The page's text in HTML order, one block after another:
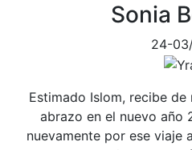
Sonia
24-
Estimado Islom, recibe
abrazo en el nuevo año
nuevamente por ese viaje